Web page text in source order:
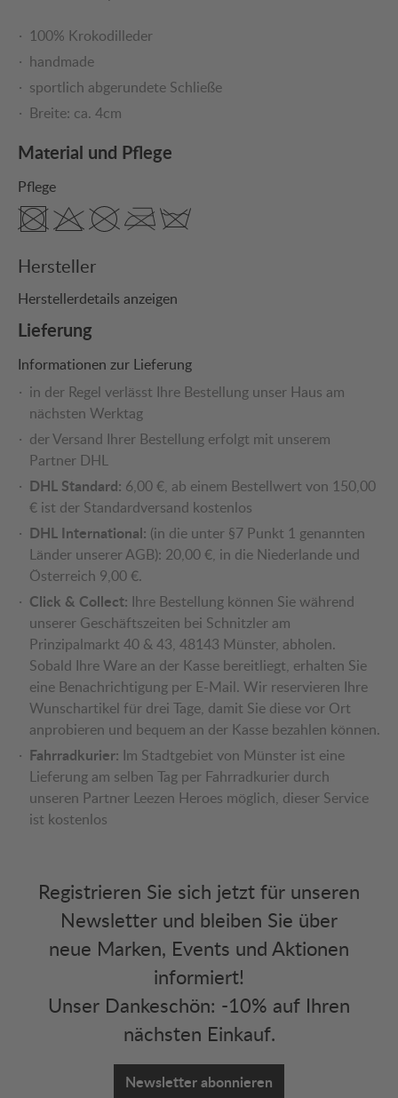
100% Krokodilleder
handmade
sportlich abgerundete Schließe
Breite: ca. 4cm
Material und Pflege
Pflege
Hersteller
Herstellerdetails anzeigen
Lieferung
Informationen zur Lieferung
in der Regel verlässt Ihre Bestellung unser Haus am
nächsten Werktag
der Versand Ihrer Bestellung erfolgt mit unserem
Partner DHL
DHL Standard: 6,00 €, ab einem Bestellwert von 150,00
€ ist der Standardversand kostenlos
DHL International: (in die unter §7 Punkt 1 genannten
Länder unserer AGB): 20,00 €, in die Niederlande und
Österreich 9,00 €.
Click & Collect: Ihre Bestellung können Sie während
unserer Geschäftszeiten bei Schnitzler am
Prinzipalmarkt 40 & 43, 48143 Münster, abholen.
Sobald Ihre Ware an der Kasse bereitliegt, erhalten Sie
eine Benachrichtigung per E-Mail. Wir reservieren Ihre
Wunschartikel für drei Tage, damit Sie diese vor Ort
anprobieren und bequem an der Kasse bezahlen können.
Fahrradkurier: Im Stadtgebiet von Münster ist eine
Lieferung am selben Tag per Fahrradkurier durch
unseren Partner Leezen Heroes möglich, dieser Service
ist kostenlos
Registrieren Sie sich jetzt für unseren
Newsletter und bleiben Sie über
neue Marken, Events und Aktionen
informiert!
Unser Dankeschön: -10% auf Ihren
nächsten Einkauf.
Newsletter abonnieren